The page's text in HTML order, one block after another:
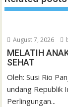
August 7, 2026
MELATIH
SEHAT
Oleh: Susi Rio
undang Republik
Perlingungan...